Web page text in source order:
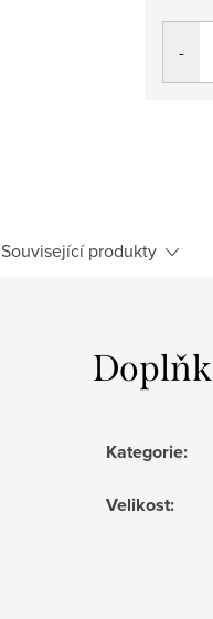
Měrná
Související produkty
Kategorie:
Velikost: